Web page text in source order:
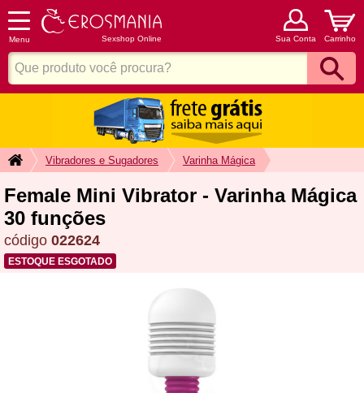
Menu Sexshop Online Sua Conta Carrinho
Vibradores e Sugadores Varinha Mágica
Female Mini Vibrator - Varinha Mágica
30 funções
código 022624
ESTOQUE ESGOTADO